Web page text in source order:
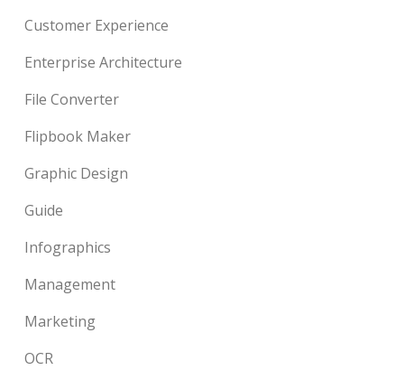
Customer Experience
Enterprise Architecture
File Converter
Flipbook Maker
Graphic Design
Guide
Infographics
Management
Marketing
OCR